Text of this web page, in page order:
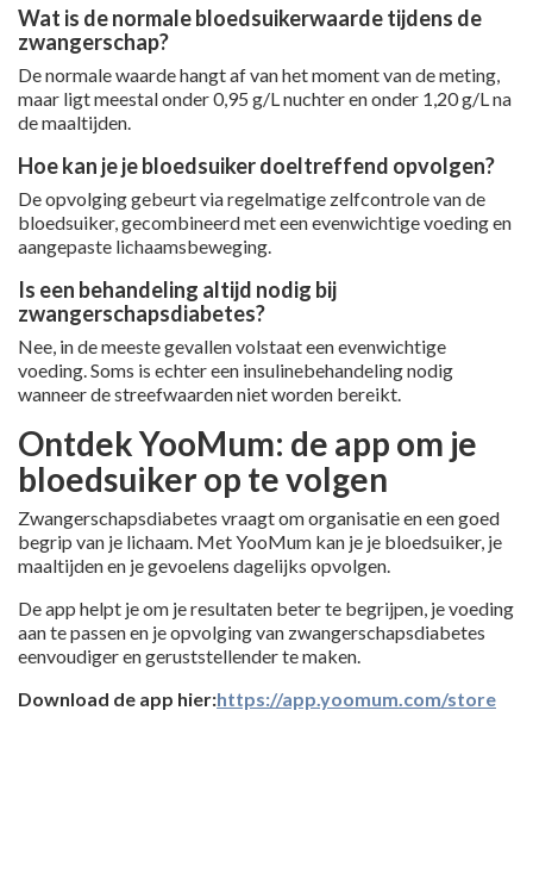
Wat is denormale bloedsuikerwaarde tijdens de
zwangerschap?
De normale waarde hangt af van het moment van de meting,
maar ligt meestal onder 0,95 g/L nuchter en onder 1,20 g/L na
de maaltijden.
Hoe kan je je bloedsuiker doeltreffend opvolgen?
De opvolging gebeurt via regelmatige zelfcontrole van de
bloedsuiker, gecombineerd met een evenwichtige voeding en
aangepaste lichaamsbeweging.
Is een behandeling altijd nodig bij
zwangerschapsdiabetes?
Nee, in de meeste gevallen volstaat een evenwichtige
voeding. Soms is echter een insulinebehandeling nodig
wanneer de streefwaarden niet worden bereikt.
Ontdek YooMum: de app om je
bloedsuiker op te volgen
Zwangerschapsdiabetes vraagt om organisatie en een goed
begrip van je lichaam. Met YooMum kan je je bloedsuiker, je
maaltijden en je gevoelens dagelijks opvolgen.
De app helpt je om je resultaten beter te begrijpen, je voeding
aan te passen en je opvolging van zwangerschapsdiabetes
eenvoudiger en geruststellender te maken.
Download de app hier:https://app.yoomum.com/store